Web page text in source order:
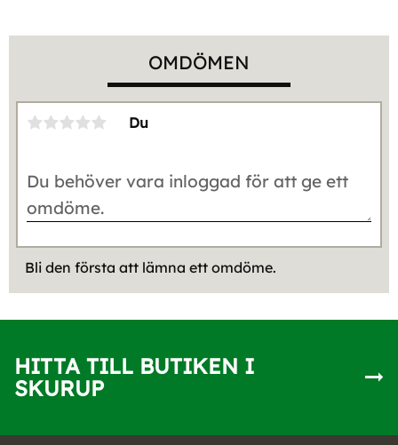
OMDÖMEN
Du
Bli den första att lämna ett omdöme.
HITTA TILL BUTIKEN I
SKURUP